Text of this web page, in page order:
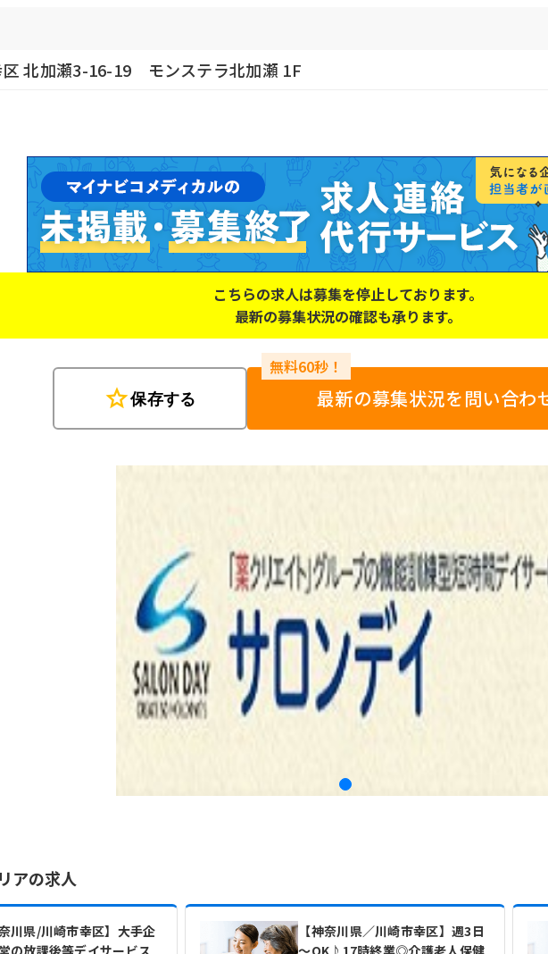
区 北加瀬3-16-19 モンステラ北加瀬 1F
こちらの求人は募集を停止しております。
最新の募集状況の確認も承ります。
star保存する 最新の募集状況を問い合わ
アの求人
奈川県/川崎市幸区】大手企
の放課後等デイサービス
【神奈川県／川崎市幸区】週3日
～OK♪17時終業◎介護老人保健